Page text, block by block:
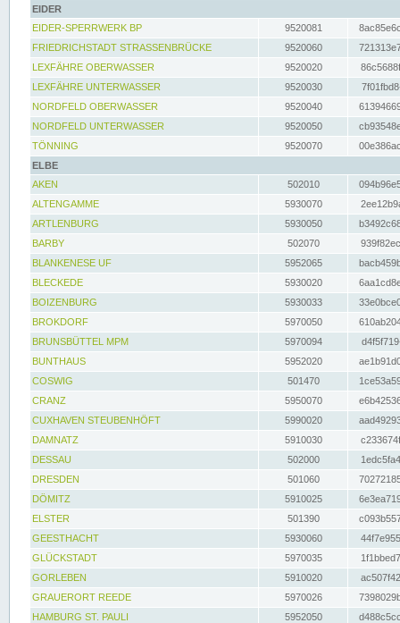
EIDER
EIDER-SPERRWERK BP
9520081
FRIEDRICHSTADT STRASSENBRÜCKE
9520060
LEXFÄHRE OBERWASSER
9520020
LEXFÄHRE UNTERWASSER
9520030
NORDFELD OBERWASSER
9520040
NORDFELD UNTERWASSER
9520050
TÖNNING
9520070
ELBE
AKEN
502010
ALTENGAMME
5930070
ARTLENBURG
5930050
BARBY
502070
BLANKENESE UF
5952065
BLECKEDE
5930020
BOIZENBURG
5930033
BROKDORF
5970050
BRUNSBÜTTEL MPM
5970094
BUNTHAUS
5952020
COSWIG
501470
CRANZ
5950070
CUXHAVEN STEUBENHÖFT
5990020
DAMNATZ
5910030
DESSAU
502000
DRESDEN
501060
DÖMITZ
5910025
ELSTER
501390
GEESTHACHT
5930060
GLÜCKSTADT
5970035
GORLEBEN
5910020
GRAUERORT REEDE
5970026
HAMBURG ST. PAULI
5952050